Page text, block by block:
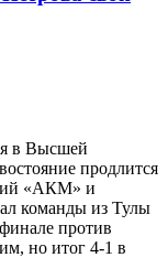
в Высшей
продлится
«АКМ» и
команды из Тулы
против
но итог 4-1 в